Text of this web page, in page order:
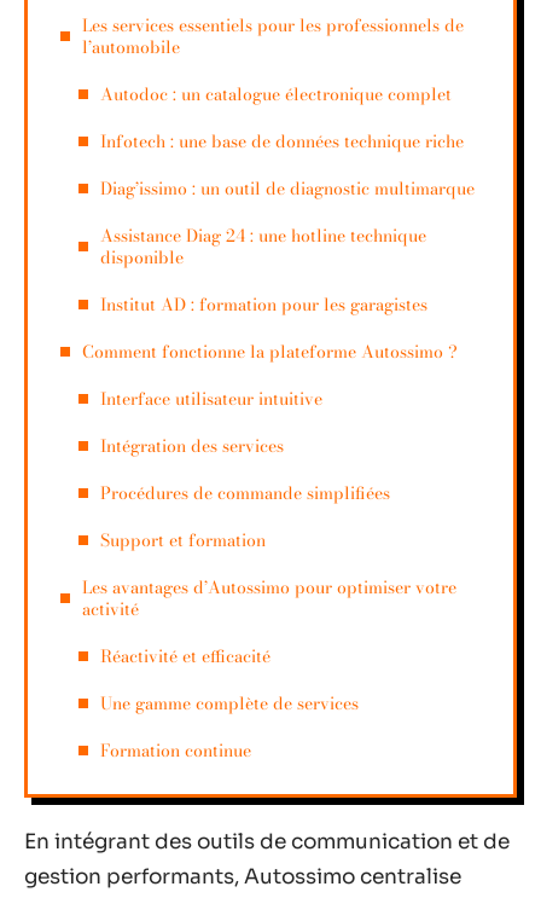
Les services essentiels pour les professionnels de
l’automobile
Autodoc : un catalogue électronique complet
Infotech : une base de données technique riche
Diag’issimo : un outil de diagnostic multimarque
Assistance Diag 24 : une hotline technique
disponible
Institut AD : formation pour les garagistes
Comment fonctionne la plateforme Autossimo ?
Interface utilisateur intuitive
Intégration des services
Procédures de commande simplifiées
Support et formation
Les avantages d’Autossimo pour optimiser votre
activité
Réactivité et efficacité
Une gamme complète de services
Formation continue
En intégrant des outils de communication et de
gestion performants, Autossimo centralise